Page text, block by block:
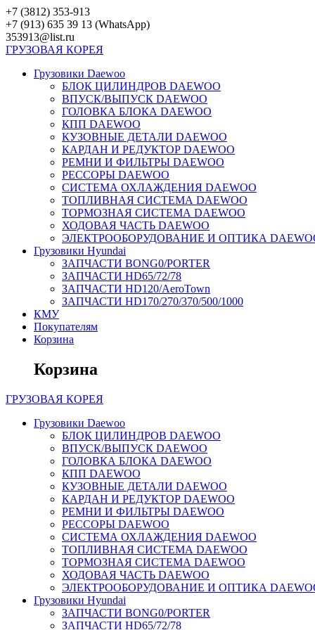
Перейти
к
контенту
+7 (3812) 353-913
+7 (913) 635 39 13 (WhatsApp)
353913@list.ru
ГРУЗОВАЯ КОРЕЯ
Грузовики Daewoo
БЛОК ЦИЛИНДРОВ DAEWOO
ВПУСК/ВЫПУСК DAEWOO
ГОЛОВКА БЛОКА DAEWOO
КПП DAEWOO
КУЗОВНЫЕ ДЕТАЛИ DAEWOO
КАРДАН И РЕДУКТОР DAEWOO
РЕМНИ И ФИЛЬТРЫ DAEWOO
РЕССОРЫ DAEWOO
СИСТЕМА ОХЛАЖДЕНИЯ DAEWOO
ТОПЛИВНАЯ СИСТЕМА DAEWOO
ТОРМОЗНАЯ СИСТЕМА DAEWOO
ХОДОВАЯ ЧАСТЬ DAEWOO
ЭЛЕКТРООБОРУДОВАНИЕ И ОПТИКА
Грузовики Hyundai
ЗАПЧАСТИ BONG0/PORTER
ЗАПЧАСТИ HD65/72/78
ЗАПЧАСТИ HD120/AeroTown
ЗАПЧАСТИ HD170/270/370/500/1000
КМУ
Покупателям
Корзина
Корзина
ГРУЗОВАЯ КОРЕЯ
Грузовики Daewoo
БЛОК ЦИЛИНДРОВ DAEWOO
ВПУСК/ВЫПУСК DAEWOO
ГОЛОВКА БЛОКА DAEWOO
КПП DAEWOO
КУЗОВНЫЕ ДЕТАЛИ DAEWOO
КАРДАН И РЕДУКТОР DAEWOO
РЕМНИ И ФИЛЬТРЫ DAEWOO
РЕССОРЫ DAEWOO
СИСТЕМА ОХЛАЖДЕНИЯ DAEWOO
ТОПЛИВНАЯ СИСТЕМА DAEWOO
ТОРМОЗНАЯ СИСТЕМА DAEWOO
ХОДОВАЯ ЧАСТЬ DAEWOO
ЭЛЕКТРООБОРУДОВАНИЕ И ОПТИКА
Грузовики Hyundai
ЗАПЧАСТИ BONG0/PORTER
ЗАПЧАСТИ HD65/72/78